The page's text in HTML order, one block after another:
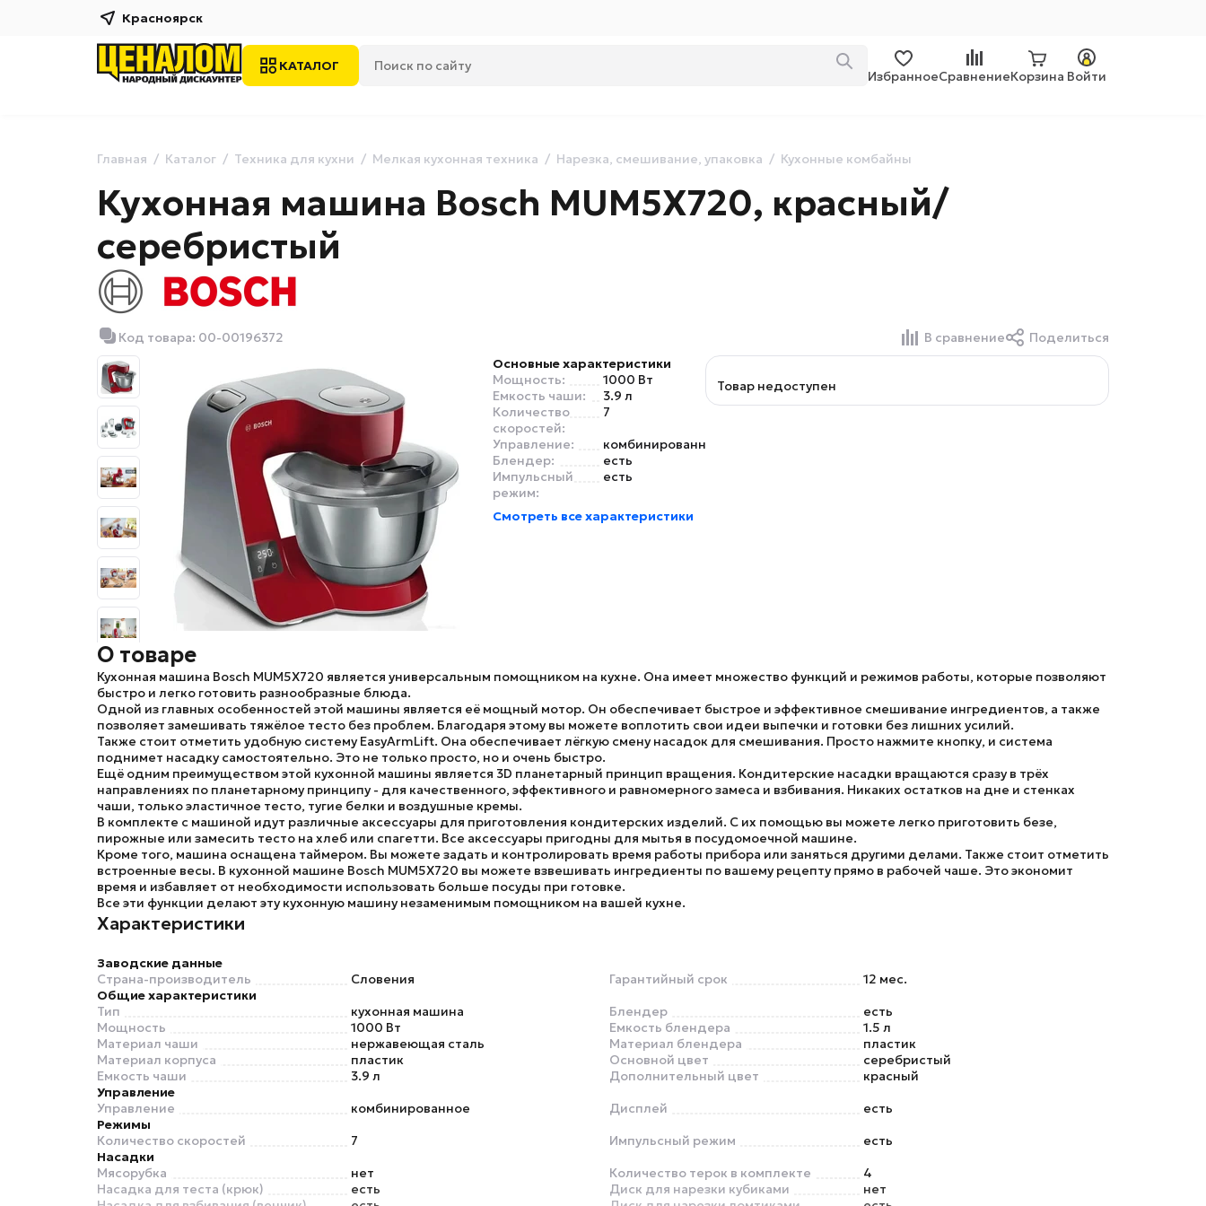
Красноярск
КАТАЛОГ
ИзбранноеСравнениеКорзина Войти
Главная Каталог Техника для кухни Мелкая кухонная техника Нарезка, смешивание, упаковка Кухонные комбайны
Кухонная машина Bosch MUM5X720, красный/
серебристый
Код товара: 00-00196372 В сравнение
Поделиться
Основные характеристики
Мощность:
1000 Вт
Емкость чаши:
3.9 л
Количество
скоростей:
7
Управление:
комбинированное
Блендер:
есть
Импульсный
режим:
есть
Смотреть все характеристики
Товар недоступен
О товаре
Кухонная машина Bosch MUM5X720 является универсальным помощником на кухне. Она имеет множество функций и режимов работы, которые позволяют
быстро и легко готовить разнообразные блюда.
Одной из главных особенностей этой машины является её мощный мотор. Он обеспечивает быстрое и эффективное смешивание ингредиентов, а также
позволяет замешивать тяжёлое тесто без проблем. Благодаря этому вы можете воплотить свои идеи выпечки и готовки без лишних усилий.
Также стоит отметить удобную системуEasyArmLift. Она обеспечивает лёгкую смену насадок для смешивания. Просто нажмите кнопку, и система
поднимет насадку самостоятельно. Это не только просто, но и очень быстро.
Ещё одним преимуществом этой кухонной машины является 3D планетарный принцип вращения. Кондитерские насадки вращаются сразу в трёх
направлениях по планетарному принципу - для качественного, эффективного и равномерного замеса и взбивания. Никаких остатков на дне и стенках
чаши, только эластичное тесто, тугие белки и воздушные кремы.
В комплекте с машиной идут различные аксессуары для приготовления кондитерских изделий. С их помощью вы можете легко приготовить безе,
пирожные или замесить тесто на хлеб или спагетти. Все аксессуары пригодны для мытья в посудомоечной машине.
Кроме того, машина оснащена таймером. Вы можете задать и контролировать время работы прибора или заняться другими делами. Также стоит отметить
встроенные весы. В кухонной машине Bosch MUM5X720 вы можете взвешивать ингредиенты по вашему рецепту прямо в рабочей чаше. Это экономит
время и избавляет от необходимости использовать больше посуды при готовке.
Все эти функции делают эту кухонную машину незаменимым помощником на вашей кухне.
Характеристики
Заводские данные
Страна-производитель
Словения Гарантийный срок
12 мес.
Общие характеристики
Тип
кухонная машина
Мощность
1000 Вт
Материал чаши
нержавеющая сталь
Материал корпуса
пластик
Емкость чаши
3.9 л
Блендер
есть
Емкость блендера
1.5 л
Материал блендера
пластик
Основной цвет
серебристый
Дополнительный цвет
красный
Управление
Управление
комбинированное Дисплей
есть
Режимы
Количество скоростей
7 Импульсный режим
есть
Насадки
Мясорубка
нет
Насадка для теста (крюк)
есть
Количество терок в комплекте
4
Диск для нарезки кубиками
нет